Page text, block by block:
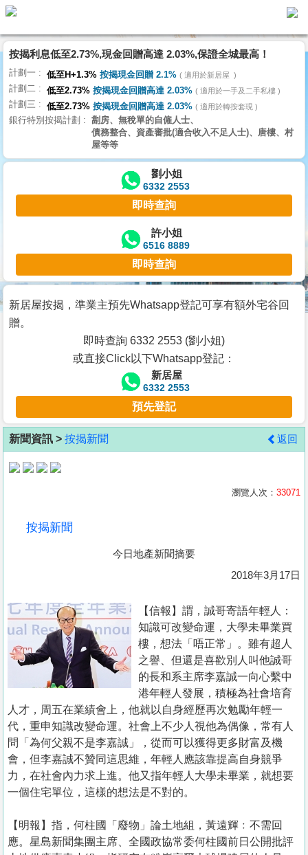
代
理
主
頁
搵
樓/
交
業
主
宅
谷
按
客
地
產
置
業
手
關
於
我
們
按揭利息低至2.73%,現金回贈高達 2.03%,保證全城最高！
計劃一 低至H+1.3% 按揭現金回贈 2.1% 適用於新居屋
計劃二 低至2.73% 按揭現金回贈高達 2.03% 適用於一手及二手私樓
計劃三 低至2.73% 按揭現金回贈高達 2.03% 適用於轉按套現
銀行特別按揭計劃
劏房、無稅單的自僱人士、
債務整合、資產審批(適合收入不足人士)、唐樓、村
屋等等
劉小姐
6332 2553
即時查詢
許小姐
6516 8889
即時查詢
新居屋按揭，準業主預先Whatsapp登記可享有額外宅谷回
贈。
即時查詢 6332 2553 (劉小姐)
或直接Click以下Whatsapp登記：
新居屋
6332 2553
預先登記
新聞資訊 > 按揭新聞 返回
瀏覽人次： 33071
按揭新聞
今日地產新聞摘要
2018年3月17日
【信報】謂，誠哥寄語年輕人：
知識可改變命運，大學未畢業買
樓，想法「唔正常」。雖有超人
之譽、但還是喜歡別人叫他誠哥
的長和系主席李嘉誠一向心繫中
港年輕人發展，積極為社會培育
人才，周五在業績會上，他就以自身經歷再次勉勵年輕一
代，重申知識改變命運。社會上不少人視他為偶像，常有人
問「為何父親不是李嘉誠」，從而可以獲得更多財富及機
會，但李嘉誠不贊同這思維，年輕人應該靠提高自身競爭
力，在社會內力求上進。他又指年輕人大學未畢業，就想要
一個住宅單位，這樣的想法是不對的。
【明報】指，何柱國「廢物」論土地組，黃遠輝﹕不需回
應。星島新聞集團主席、全國政協常委何柱國前日公開批評